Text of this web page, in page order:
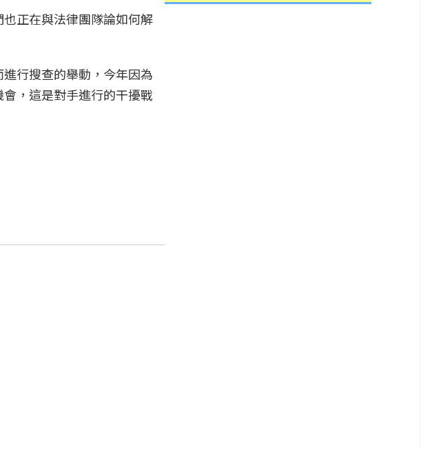
正在與法律團隊論如何解
行搜查的舉動，今年因為
，這是對手進行的干擾戰